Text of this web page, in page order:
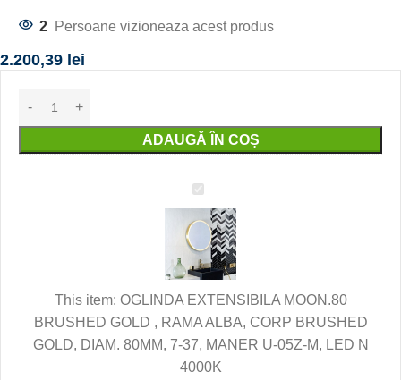
2 Persoane vizioneaza acest produs
2.200,39 lei
ADAUGĂ ÎN COȘ
OGLINDA
EXTENSIBILA
MOON.80
BRUSHED
GOLD
,
RAMA
ALBA,
CORP
This item: OGLINDA EXTENSIBILA MOON.80
BRUSHED GOLD , RAMA ALBA, CORP BRUSHED
GOLD, DIAM. 80MM, 7-37, MANER U-05Z-M, LED N
4000K